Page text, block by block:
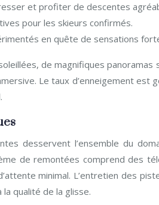
et profiter de descentes
pour les skieurs confirmés.
en quête de sensations
de magnifiques panoramas
Le taux d’enneigement est
desservent l’ensemble du
de remontées comprend des
minimal. L’entretien des
qualité de la glisse.